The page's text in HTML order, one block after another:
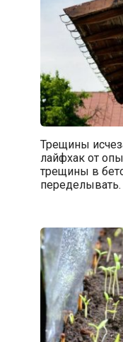
Трещины
лайфхак от
трещины в